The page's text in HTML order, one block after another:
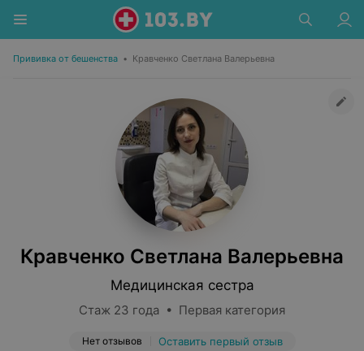
Прививка от бешенства • Кравченко Светлана Валерьевна
Кравченко Светлана Валерьевна
Медицинская сестра
Стаж 23 года • Первая категория
Нет отзывов Оставить первый отзыв